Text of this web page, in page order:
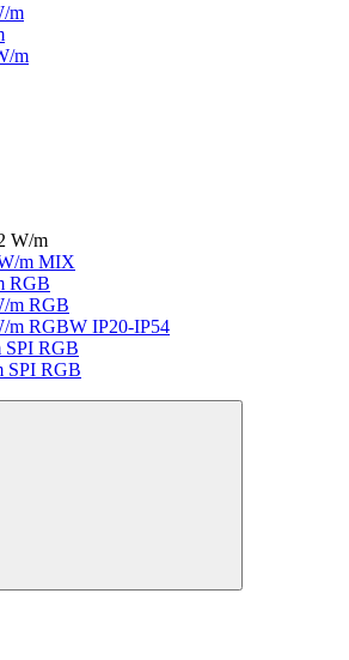
m
m
W/m
m MIX
RGB
m RGB
m RGBW IP20-IP54
SPI RGB
SPI RGB